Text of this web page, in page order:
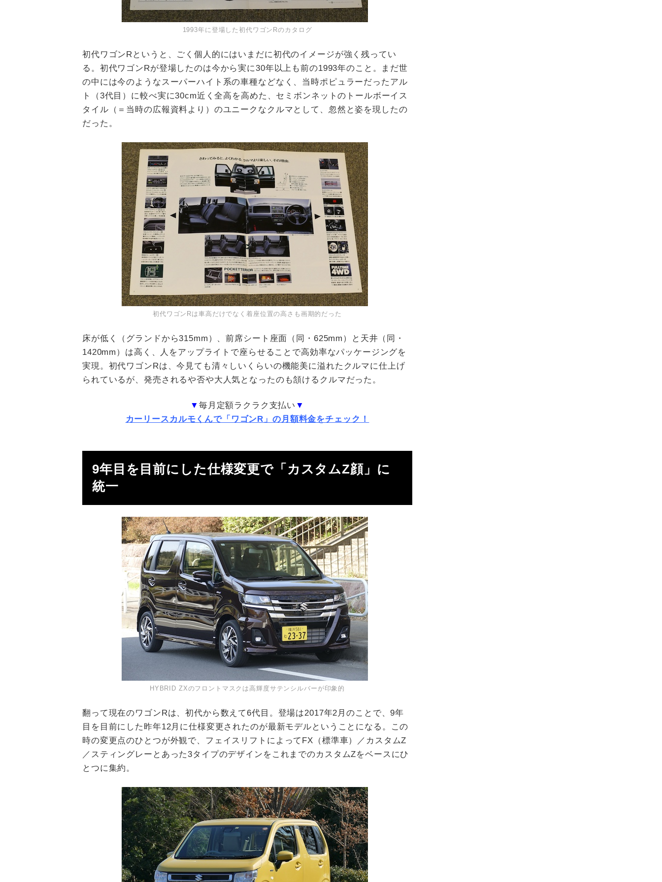
1993年に登場した初代ワゴンRのカタログ
初代ワゴンR というと、ごく個人的にはいまだに初代のイメージが強く残ってい
る。初代ワゴンRが登場したのは今から実に30年以上も前の1993年のこと。まだ世
の中には今のようなスーパーハイト系の車種などなく、当時ポピュラーだったアル
ト（3代目）に較べ実に30cm近く全高を高めた、セミボンネットのトールボーイス
タイル（＝当時の広報資料より）のユニークなクルマとして、忽然と姿を現したの
だった。
初代ワゴンRは車高だけでなく着座位置の高さも画期的だった
床が低く（グランドから315mm ）、前席シート座面（同・ 625mm ）と天井（同・
1420mm ）は高く、人をアップライトで座らせることで高効率なパッケージングを
実現。初代ワゴンRは、今見ても清々しいくらいの機能美に溢れたクルマに仕上げ
られているが、発売されるや否や大人気となったのも頷けるクルマだった。
▼ 毎月定額ラクラク支払い ▼
カーリースカルモくんで「ワゴンR」の月額料金をチェック！
9年目を目前にした仕様変更で「カスタムZ顔」に
統一
HYBRID ZXのフロントマスクは高輝度サテンシルバーが印象的
翻って現在のワゴンRは、初代から数えて6代目。登場は2017年2 月のことで、9年
目を目前にした昨年12月に仕様変更されたのが最新モデルということになる。この
時の変更点のひとつが外観で、フェイスリフトによって FX （標準車）／カスタムZ
／スティングレーとあった3タイプのデザインをこれまでのカスタムZをベースにひ
とつに集約。